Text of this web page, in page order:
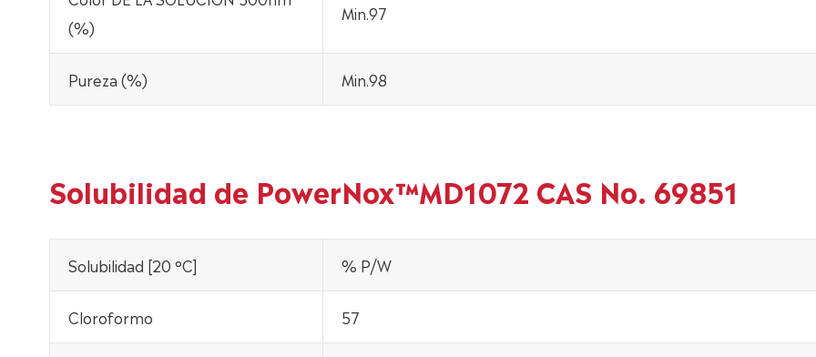
(%)
Min.97
Pureza (%) Min.98
Solubilidad de PowerNox™MD1072 CAS No. 69851
Solubilidad [20 °C] % P/W
Cloroformo 57